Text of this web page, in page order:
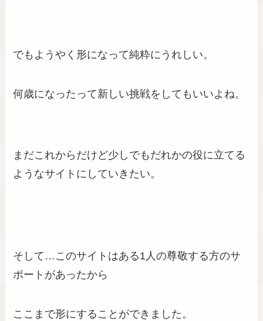
でもようやく形になって純粋にうれしい。
何歳になったって新しい挑戦をしてもいいよね。
まだこれからだけど少しでもだれかの役に立てる
ようなサイトにしていきたい。
そして…このサイトはある1人の尊敬する方のサ
ポートがあったから
ここまで形にすることができました。